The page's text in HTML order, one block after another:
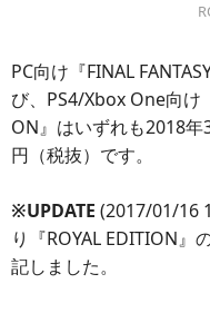
PC向け『FINAL
び、PS4/Xbox One向け
ON』はいずれも2018
円（税抜）です。
※UPDATE (2017/01/16
り『ROYAL EDITION』
記しました。